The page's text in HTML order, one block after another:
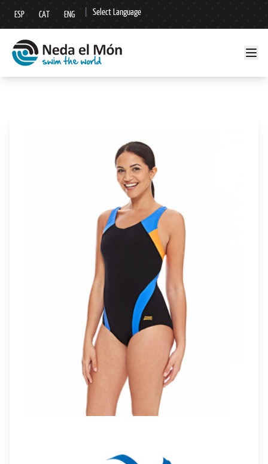
ESP CAT ENG Select Language
▼